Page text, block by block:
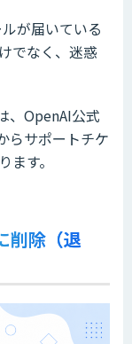
が届いている
でなく、迷惑
、OpenAI公式
らサポートチケ
す。
削除（退